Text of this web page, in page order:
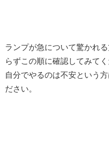
ランプが急について驚かれ
らずこの順に確認してみて
自分でやるのは不安という
ださい。